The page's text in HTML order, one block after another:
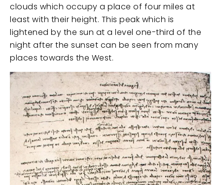
clouds which occupy a place of four miles at
least with their height. This peak which is
lightened by the sun at a level one-third of the
night after the sunset can be seen from many
places towards the West.